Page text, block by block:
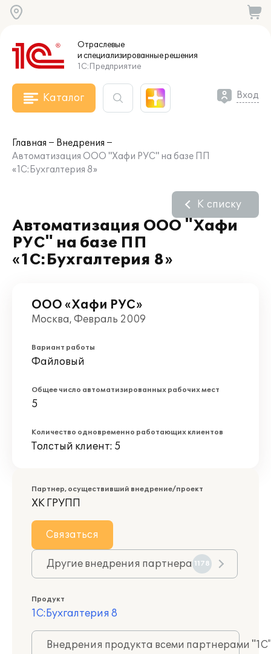
Отраслевые
и специализированныерешения
1С:Предприятие
Каталог Вход
Главная
Внедрения
Автоматизация ООО "Хафи РУС" на базе ПП
«1С:Бухгалтерия 8»
Автоматизация ООО "Хафи
РУС" на базе ПП
«1С:Бухгалтерия 8»
К списку
ООО «Хафи РУС»
Москва, Февраль 2009
Вариант работы
Файловый
Общее число автоматизированных рабочих мест
5
Количество одновременно работающих клиентов
Толстый клиент: 5
Партнер, осуществивший внедрение/проект
ХК ГРУПП
Связаться
Другие внедрения партнера 1178
Продукт
1С:Бухгалтерия 8
Внедрения продукта всеми партнерами